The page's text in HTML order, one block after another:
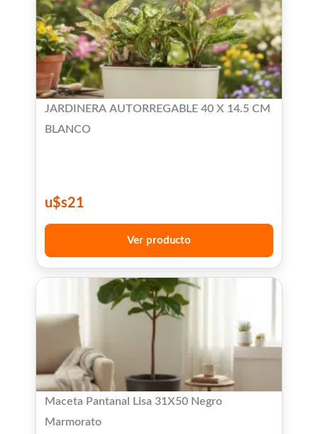
JARDINERA AUTORREGABLE 40 X 14.5 CM
BLANCO
u$s21
Ver producto
Maceta Pantanal Lisa 31X50 Negro
Marmorato